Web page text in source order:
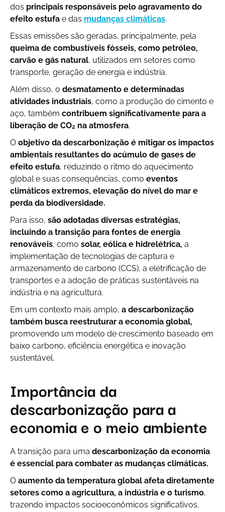
dos principais responsáveis pelo agravamento do
efeito estufa e das mudanças climáticas.
Essas emissões são geradas, principalmente, pela
queima de combustíveis fósseis, como petróleo,
carvão e gás natural, utilizados em setores como
transporte, geração de energia e indústria.
Além disso, o desmatamento e determinadas
atividades industriais, como a produção de cimento e
aço, também contribuem significativamente para a
liberação de CO₂ na atmosfera.
O objetivo da descarbonização é mitigar os impactos
ambientais resultantes do acúmulo de gases de
efeito estufa, reduzindo o ritmo do aquecimento
global e suas consequências, como eventos
climáticos extremos, elevação do nível do mar e
perda da biodiversidade.
Para isso, são adotadas diversas estratégias,
incluindo a transição para fontes de energia
renováveis, como solar, eólica e hidrelétrica, a
implementação de tecnologias de captura e
armazenamento de carbono (CCS), a eletrificação de
transportes e a adoção de práticas sustentáveis na
indústria e na agricultura.
Em um contexto mais amplo, a descarbonização
também busca reestruturar a economia global,
promovendo um modelo de crescimento baseado em
baixo carbono, eficiência energética e inovação
sustentável.
Importância da
descarbonização para a
economia e o meio ambiente
A transição para uma descarbonização da economia
é essencial para combater as mudanças climáticas.
O aumento da temperatura global afeta diretamente
setores como a agricultura, a indústria e o turismo,
trazendo impactos socioeconômicos significativos.